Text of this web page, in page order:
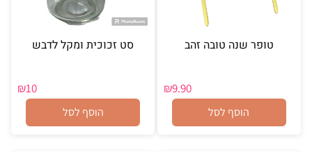
טופר שנה טובה זהב
₪9.90
הוסף לסל
סט זכוכית ומקל לדבש
₪10
הוסף לסל